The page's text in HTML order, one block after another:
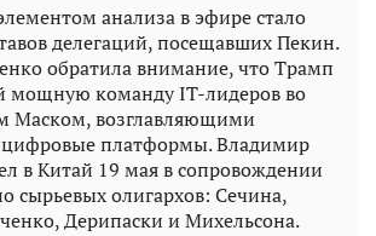
анализа в эфире стало
делегаций, посещавших Пекин.
обратила внимание, что Трамп
мощную команду IT-лидеров во
Маском, возглавляющими
платформы. Владимир
в Китай 19 мая в сопровождении
сырьевых олигархов: Сечина,
Дерипаски и Михельсона.